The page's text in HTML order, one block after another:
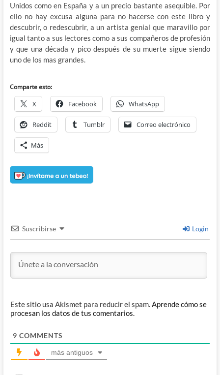
Unidos como en España y a un precio bastante asequible. Por
ello no hay excusa alguna para no hacerse con este libro y
descubrir, o redescubrir, a un artista genial que maravillo por
igual tanto a sus lectores como a sus compañeros de profesión
y que una década y pico después de su muerte sigue siendo
uno de los mas grandes.
Comparte esto:
X Facebook WhatsApp
Reddit Tumblr Correo electrónico
Más
Suscribirse Login
Este sitio usa Akismet para reducir el spam. Aprende cómo se
procesan los datos de tus comentarios.
9 COMMENTS
más antiguos